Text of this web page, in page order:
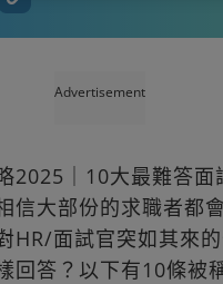
Advertisement
2025｜10大最難答面
信大部份的求職者都
HR/面試官突如其來的
回答？以下有10條被